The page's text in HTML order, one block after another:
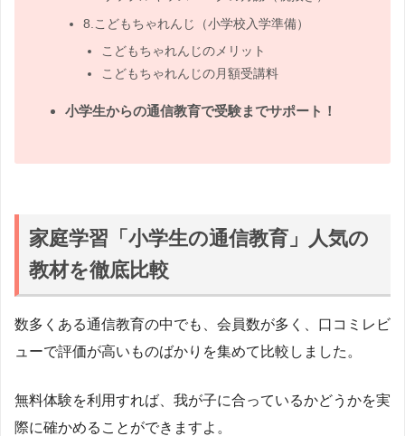
8.こどもちゃれんじ（小学校入学準備）
こどもちゃれんじのメリット
こどもちゃれんじの月額受講料
小学生からの通信教育で受験までサポート！
家庭学習「小学生の通信教育」人気の
教材を徹底比較
数多くある通信教育の中でも、会員数が多く、口コミレビ
ューで評価が高いものばかりを集めて比較しました。
無料体験を利用すれば、我が子に合っているかどうかを実
際に確かめることができますよ。